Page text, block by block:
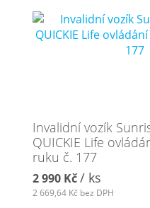
Invalidní vozík
QUICKIE Life
ruku č. 177
2 990 Kč/ ks
2 669,64 Kč bez DPH